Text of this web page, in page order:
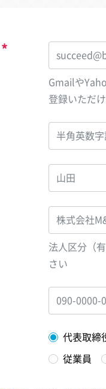
Gmailや
登録いただけ
法人区分（
さい
代表取締
従業員